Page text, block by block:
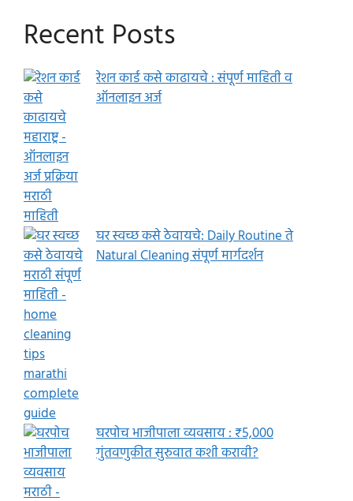
Recent Posts
रेशन कार्ड कसे काढायचे : संपूर्ण माहिती व
ऑनलाइन अर्ज
घर स्वच्छ कसे ठेवायचे: Daily Routine ते
Natural Cleaning संपूर्ण मार्गदर्शन
घरपोच भाजीपाला व्यवसाय : ₹5,000
गुंतवणुकीत सुरुवात कशी करावी?